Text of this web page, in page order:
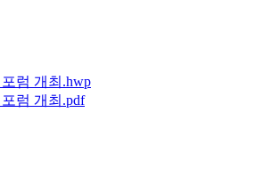
럼 개최.hwp
럼 개최.pdf